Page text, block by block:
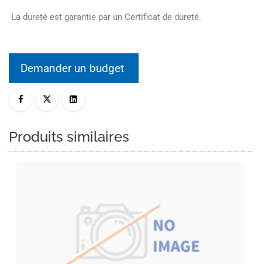
La dureté est garantie par un Certificat de dureté.
Demander un budget
Produits similaires